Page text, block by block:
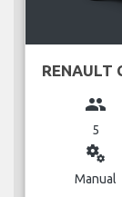
RENAULT
group
5
miscellaneous_services
Manual